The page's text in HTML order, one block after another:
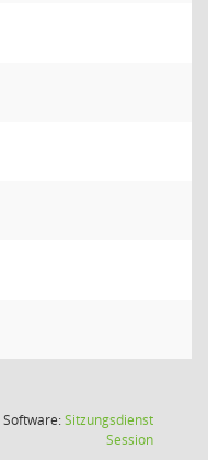
Software:Sitzungsdienst
Session(Wird in